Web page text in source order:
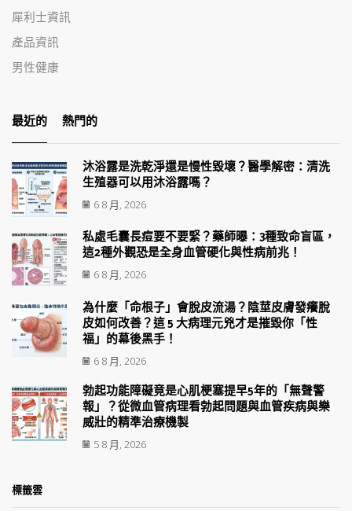
犀利士資訊
產品資訊
男性健康
最近的 熱門的
沐浴露是洗乾淨還是慢性毀壞？醫學解密：清洗
生殖器可以用沐浴露嗎？
6 8 月, 2026
私處毛囊長痘要不要緊？藥師曝：3種致命盲區，
這2種外觀恐是全身血管硬化與性病前兆！
6 8 月, 2026
為什麼「命根子」會脫皮流湯？陰莖皮膚發癢脫
皮如何改善？這 5 大病理元兇才是摧毀你「性
福」的幕後黑手！
6 8 月, 2026
勃起功能障礙竟是心肌梗塞提早5年的「無聲警
報」？從微血管病理看勃起問題與血管疾病與樂
威壯的精準治療機製
5 8 月, 2026
標籤雲